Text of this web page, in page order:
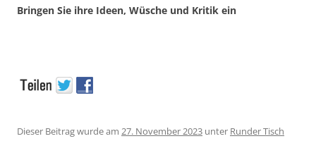
Bringen Sie ihre Ideen, Wüsche und Kritik ein
Dieser Beitrag wurde am 27. November 2023 unter Runder Tisch